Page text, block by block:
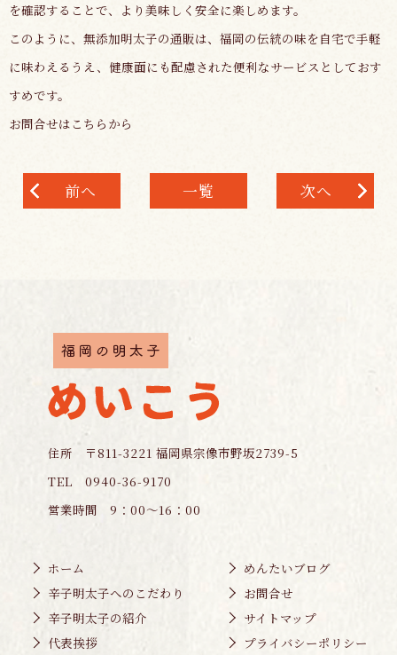
を確認することで、より美味しく安全に楽しめます。
このように、無添加明太子の通販は、福岡の伝統の味を自宅で手軽
に味わえるうえ、健康面にも配慮された便利なサービスとしておす
すめです。
お問合せはこちらから
前へ 一覧 次へ
住所 〒811-3221 福岡県宗像市野坂2739-5
TEL 0940-36-9170
営業時間 9：00～16：00
ホーム
辛子明太子へのこだわり
辛子明太子の紹介
代表挨拶
めんたいブログ
お問合せ
サイトマップ
プライバシーポリシー